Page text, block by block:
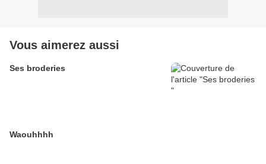
Vous aimerez aussi
Ses broderies
Waouhhhh